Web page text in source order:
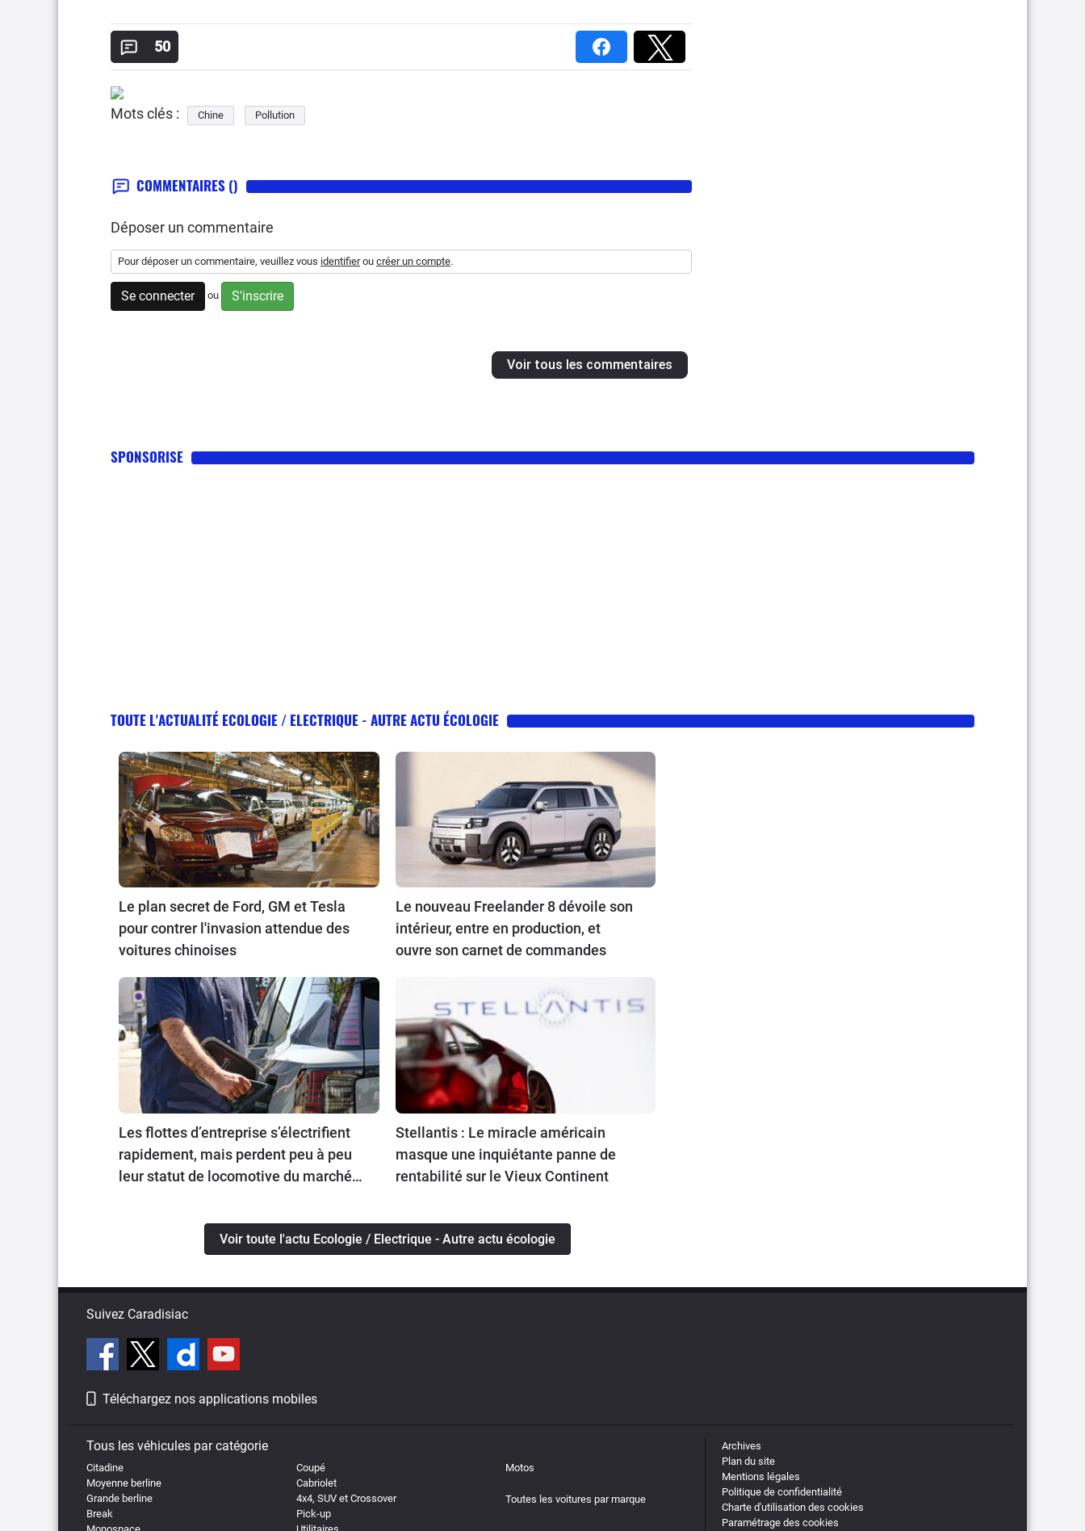
50
Mots clés : Chine Pollution
COMMENTAIRES ()
Déposer un commentaire
Pour déposer un commentaire, veuillez vous identifierou créer un compte.
Se connecter ou S'inscrire
Voir tous les commentaires
SPONSORISE
TOUTE L'ACTUALITÉ ECOLOGIE / ELECTRIQUE - AUTRE ACTU ÉCOLOGIE
Le plan secret de Ford, GM et Tesla
pour contrer l'invasion attendue des
voitures chinoises
Le nouveau Freelander 8 dévoile son
intérieur, entre en production, et
ouvre son carnet de commandes
Les flottes d’entreprise s’électrifient
rapidement, mais perdent peu à peu
leur statut de locomotive du marché
Stellantis : Le miracle américain
masque une inquiétante panne de
rentabilité sur le Vieux Continent
Voir toute l'actu Ecologie / Electrique - Autre actu écologie
Suivez Caradisiac
Téléchargez nos applications mobiles
Tous les véhicules par catégorie
Citadine
Moyenne berline
Grande berline
Break
Coupé
Cabriolet
4x4, SUV et Crossover
Pick-up
Motos
Toutes les voitures par marque
Archives
Plan du site
Mentions légales
Politique de confidentialité
Charte d'utilisation des cookies
Paramétrage des cookies